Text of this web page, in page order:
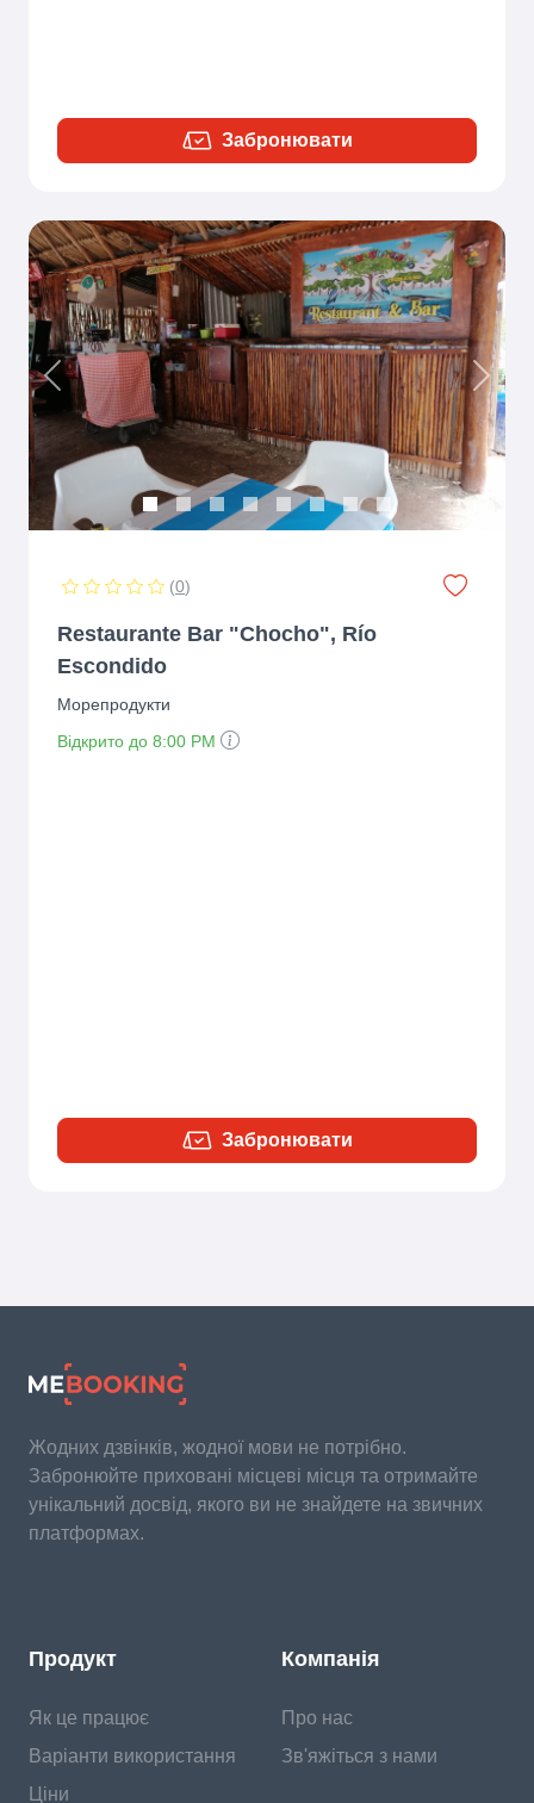
Забронювати
Previous Next
(0)
Restaurante Bar "Chocho", Río
Escondido
Морепродукти
Відкрито до 8:00 PM
Забронювати
Жодних дзвінків, жодної мови не потрібно.
Забронюйте приховані місцеві місця та отримайте
унікальний досвід, якого ви не знайдете на звичних
платформах.
Продукт
Як це працює
Варіанти використання
Ціни
Компанія
Про нас
Зв'яжіться з нами